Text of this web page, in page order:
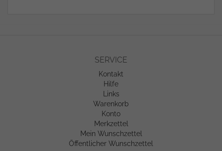
SERVICE
Kontakt
Hilfe
Links
Warenkorb
Konto
Merkzettel
Mein Wunschzettel
Öffentlicher Wunschzettel